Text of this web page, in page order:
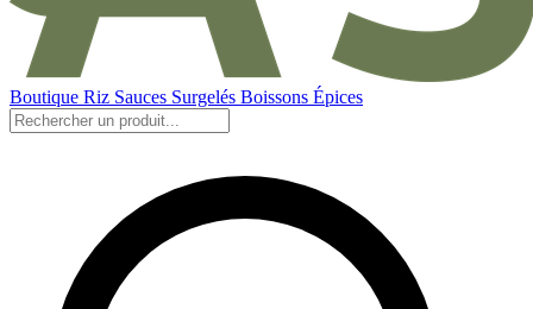
Boutique Riz Sauces Surgelés Boissons Épices